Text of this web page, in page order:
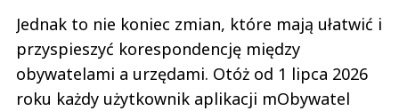
Jednak to nie koniec zmian, które mają ułatwić i
przyspieszyć korespondencję między
obywatelami a urzędami. Otóż od 1 lipca 2026
roku każdy użytkownik aplikacji mObywatel